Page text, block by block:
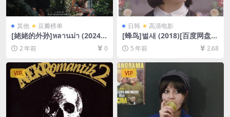
其他 豆瓣榜单
[姥姥的外孙]หลานม่า (2024)
[百度网盘+夸克网盘1080P超
清未删减资源][网盘在线播放/
下载][MP4/8GB][中文字幕]
2 年前 0
日韩 高清电影
[蜂鸟]벌새 (2018)[百度网盘
+迅雷云盘资源1080P超清未
删减][MP4/8.7GB][韩语中字]
5 年前 2.68
VIP VIP